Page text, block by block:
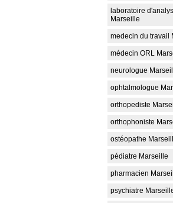
laboratoire
Marseille
medecin du travail
médecin ORL
neurologue
ophtalmologue
orthopediste
orthophoniste
ostéopathe
pédiatre Marseille
pharmacien
psychiatre